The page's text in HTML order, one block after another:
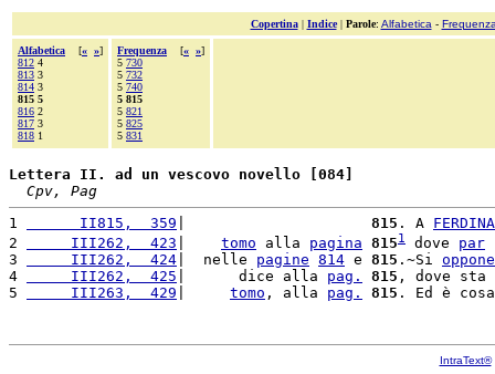
Copertina| Indice| Parole: Alfabetica -
Alfabetica [« »]
812 4
813 3
814 3
815 5
816 2
817 3
818 1
Frequenza [« »]
5 730
5 732
5 740
5 815
5 821
5 825
5 831
Lettera II. ad un vescovo novello [084]
Cpv, Pag
1
      II815,  359
815 . A
2
     III262,  423
tomo alla pagina 8151 dove par
3
     III262,  424
|  nelle pagine 814 e 815 .~Si oppone
4
     III262,  425
|      dice alla pag. 815 , dove sta
5
     III263,  429
tomo , alla pag. 815 . Ed è
IntraText®